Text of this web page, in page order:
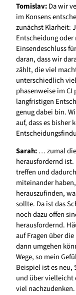
Tomislav:Da wir
im Konsens
zunächst Klarheit:
Entscheidung
Einsendeschluss
daran, dass wir
zählt, die viel
unterschiedlich
phasenweise im
langfristigen
genug dabei bin.
auf, dass es bisher
Sarah:… zumal
herausfordernd
treffen und
miteinander
herauszufinden,
sollte. Da ist das
noch dazu offen
herausfordernd.
auf Fragen über
dann umgehen
Wege, so mein
Beispiel ist es
und über vielleicht
viel nachzudenken.